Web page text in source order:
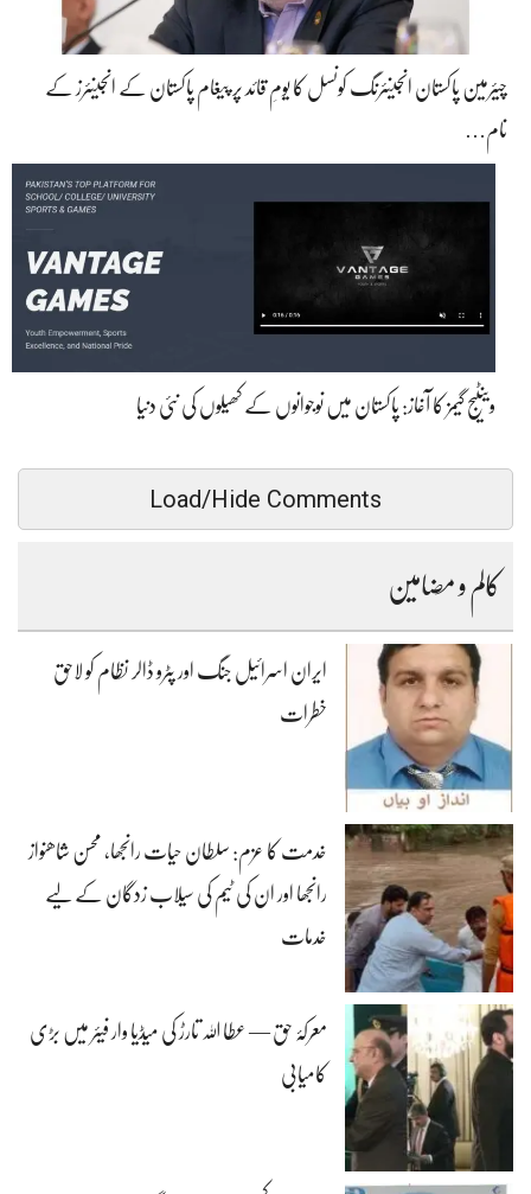
چیئرمین پاکستان انجینئرنگ کونسل کا یومِ قائد پر پیغام پاکستان کے انجینئرز کے
نام…
وینٹیج گیمز کا آغاز: پاکستان میں نوجوانوں کے کھیلوں کی نئی دنیا
Load/Hide Comments
کالم و مضامین
ایران اسرائیل جنگ اور پٹرو ڈالر نظام کو لاحق
خطرات
خدمت کا عزم: سلطان حیات رانجھا، محسن شاھنواز
رانجھا اور ان کی ٹیم کی سیلاب زدگان کے لیے
خدمات
معرکۂ حق — عطا اللہ تارڑ کی میڈیا وار فیئر میں بڑی
کامیابی